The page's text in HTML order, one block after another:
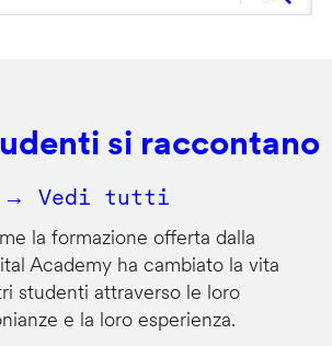
si raccontano
→ Vedi tutti
la formazione offerta dalla
Academy ha cambiato la vita
studenti attraverso le loro
e la loro esperienza.